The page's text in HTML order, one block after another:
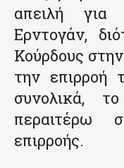
απειλή
Ερντογάν,
Κούρδους
την επιρροή
συνολικά,
περαιτέρω
επιρροής.